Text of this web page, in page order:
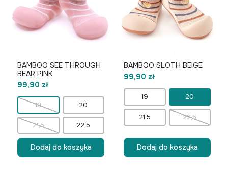
BAMBOO SEE THROUGH
BEAR PINK
99,90 zł
19 20
21,5 22,5
Dodaj do koszyka
BAMBOO SLOTH BEIGE
99,90 zł
19 20
21,5 22,5
Dodaj do koszyka